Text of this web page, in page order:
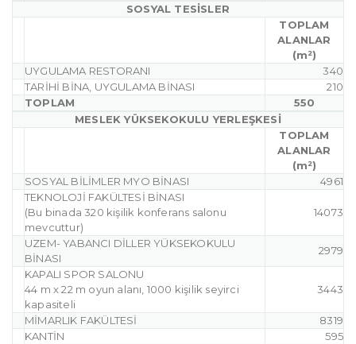
SOSYAL TESİSLER
TOPLAM
ALANLAR
(m²)
UYGULAMA RESTORANI
340
TARİHİ BİNA, UYGULAMA BİNASI
210
TOPLAM
550
MESLEK YÜKSEKOKULU YERLEŞKESİ
TOPLAM
ALANLAR
(m²)
SOSYAL BİLİMLER MYO BİNASI
4961
TEKNOLOJİ FAKÜLTESİ BİNASI
(Bu binada 320 kişilik konferans salonu
mevcuttur)
14073
UZEM- YABANCI DİLLER YÜKSEKOKULU
BİNASI
2979
KAPALI SPOR SALONU
44 m x 22 m oyun alanı, 1000 kişilik seyirci
kapasiteli
3443
MİMARLIK FAKÜLTESİ
8319
KANTİN
595